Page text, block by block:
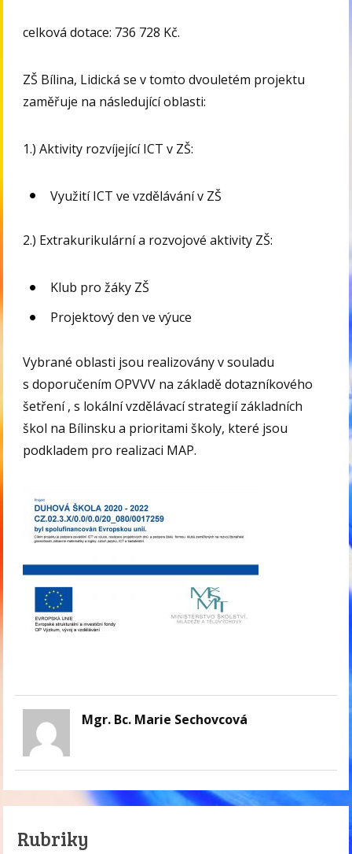
celková dotace: 736 728 Kč.
ZŠ Bílina, Lidická se v tomto dvouletém projektu
zaměřuje na následující oblasti:
1.) Aktivity rozvíjející ICT v ZŠ:
Využití ICT ve vzdělávání v ZŠ
2.) Extrakurikulární a rozvojové aktivity ZŠ:
Klub pro žáky ZŠ
Projektový den ve výuce
Vybrané oblasti jsou realizovány v souladu
s doporučením OPVVV na základě dotazníkového
šetření , s lokální vzdělávací strategií základních
škol na Bílinsku a prioritami školy, které jsou
podkladem pro realizaci MAP.
Mgr. Bc. Marie Sechovcová
Rubriky